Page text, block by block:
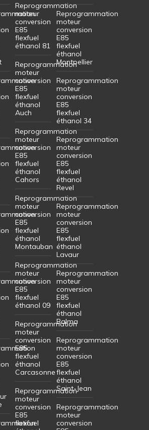
Reprogrammation
moteur
conversion
E85
flexfuel
éthanol 81
Reprogrammation
moteur
conversion
E85
flexfuel
éthanol
Auch
Reprogrammation
moteur
conversion
E85
flexfuel
éthanol
Cahors
Reprogrammation
moteur
conversion
E85
flexfuel
éthanol
Montauban
Reprogrammation
moteur
conversion
E85
flexfuel
éthanol 09
Reprogrammation
moteur
conversion
E85
flexfuel
éthanol
Carcasonne
Reprogrammation
moteur
conversion
E85
flexfuel
Reprogrammation
moteur
conversion
E85
flexfuel
éthanol
Montpellier
Reprogrammation
moteur
conversion
E85
flexfuel
éthanol 34
Reprogrammation
moteur
conversion
E85
flexfuel
éthanol
Revel
Reprogrammation
moteur
conversion
E85
flexfuel
éthanol
Lavaur
Reprogrammation
moteur
conversion
E85
flexfuel
éthanol
Balma
Reprogrammation
moteur
conversion
E85
flexfuel
éthanol
Saint-Jean
Reprogrammation
moteur
conversion